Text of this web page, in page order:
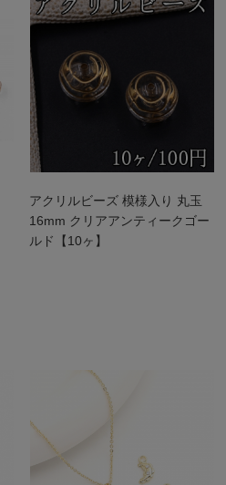
アクリルビーズ 模様入り 丸玉
16mm クリアアンティークゴー
ルド【10ヶ】